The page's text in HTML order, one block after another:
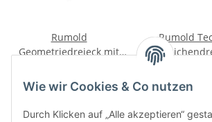
Wie wir Cookies & Co nutzen
Durch Klicken auf „Alle akzeptieren“
Rumold
Geometriedreieck mit
mm
Rumold
Schneidkante